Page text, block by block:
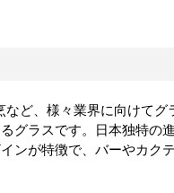
ど、様々業界に向けてグ
グラスです。日本独特の
ンが特徴で、バーやカク